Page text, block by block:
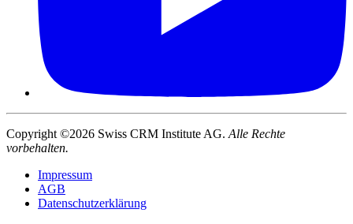
Copyright ©2026 Swiss CRM Institute AG. Alle Rechte
vorbehalten.
Impressum
AGB
Datenschutzerklärung